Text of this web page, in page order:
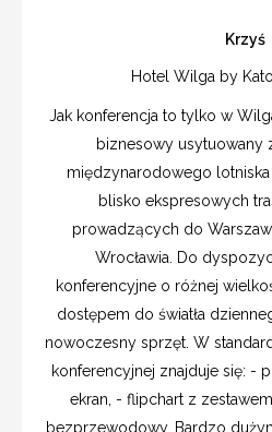
Krzyś
Hotel Wilga by
Jak konferencja to tylko w
biznesowy usytuowany
międzynarodowego
blisko ekspresowych
prowadzących do
Wrocławia. Do
konferencyjne o różnej
dostępem do światła
nowoczesny sprzęt. W
konferencyjnej znajduje się: -
ekran, - flipchart z
bezprzewodowy. Bardzo